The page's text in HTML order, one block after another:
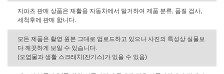
지파츠 판매 상품은 재활용 자동차에서 탈거하여 제품 분류, 품질 검사,
세척후에 판매 합니다.
모든 제품은 촬영 원본 그대로 업로드하고 있으나 사진의 특성상 실물보
다 깨끗하게 보일 수 있습니다.
(오염물과 생활 스크래치(잔기스)가 있을 수 있음)